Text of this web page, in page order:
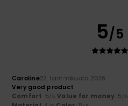
5/5
Caroline22. tammikuuta 2026
Very good product
Comfort: 5/5 Value for money: 5 /5